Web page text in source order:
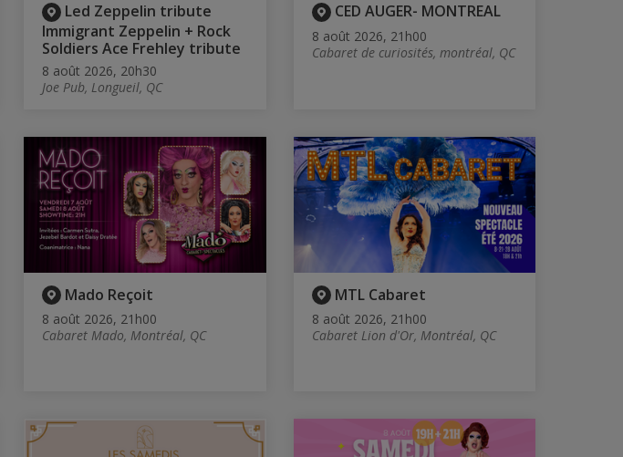
Led Zeppelin tribute
Immigrant Zeppelin + Rock
Soldiers Ace Frehley tribute
8 août 2026, 20h30
Joe Pub, Longueil, QC
CED AUGER- MONTREAL
8 août 2026, 21h00
Cabaret de curiosités, montréal, QC
Mado Reçoit
8 août 2026, 21h00
Cabaret Mado, Montréal, QC
MTL Cabaret
8 août 2026, 21h00
Cabaret Lion d'Or, Montréal, QC